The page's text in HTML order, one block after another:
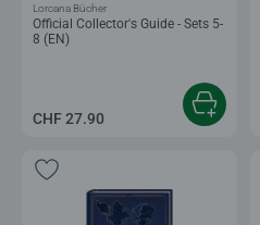
Official Collector's Guide - Sets 5-
8 (EN)
Lorcana Bücher
CHF 27.90